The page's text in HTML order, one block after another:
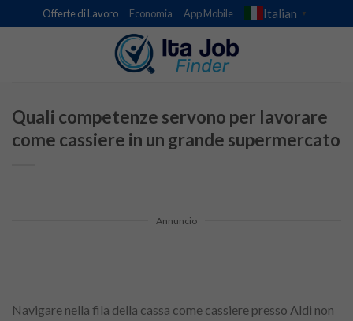
to
Offerte di Lavoro Economia App Mobile Italian ▼
Quali competenze servono per lavorare
come cassiere in un grande supermercato
Annuncio
Navigare nella fila della cassa come cassiere presso Aldi non